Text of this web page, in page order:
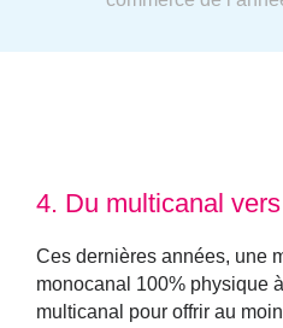
4. Du multicanal
Ces dernières années, une
monocanal 100% physique
multicanal pour offrir au